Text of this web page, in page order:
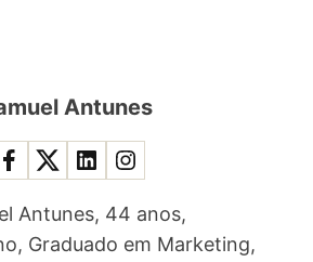
Antunes
Antunes, 44 anos,
Graduado em Marketing,